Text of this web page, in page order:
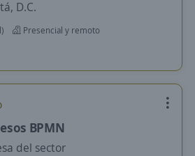
D.C.
Presencial y remoto
BPMN
del sector